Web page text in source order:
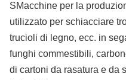
SMacchine per la
utilizzato per schiacciare
trucioli di legno, ecc. in
funghi commestibili,
di cartoni da rasatura e da